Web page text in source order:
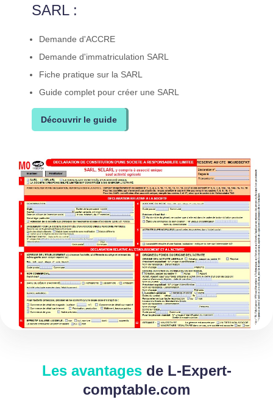
SARL :
Demande d'ACCRE
Demande d'immatriculation SARL
Fiche pratique sur la SARL
Guide complet pour créer une SARL
Découvrir le guide
Les avantages de L-Expert-
comptable.com